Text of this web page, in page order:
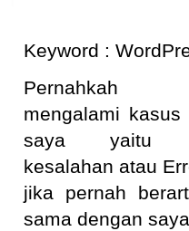
Keyword :
Pernahkah
mengalami kasus
saya yaitu
kesalahan atau
jika pernah
sama dengan